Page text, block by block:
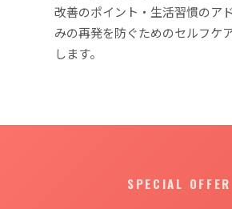
改善のポイント・生活習慣のア
みの再発を防ぐためのセルフケ
します。
SPECIAL OFFER